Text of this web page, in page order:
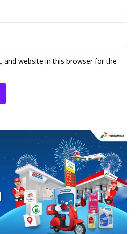
and website in this browser for the